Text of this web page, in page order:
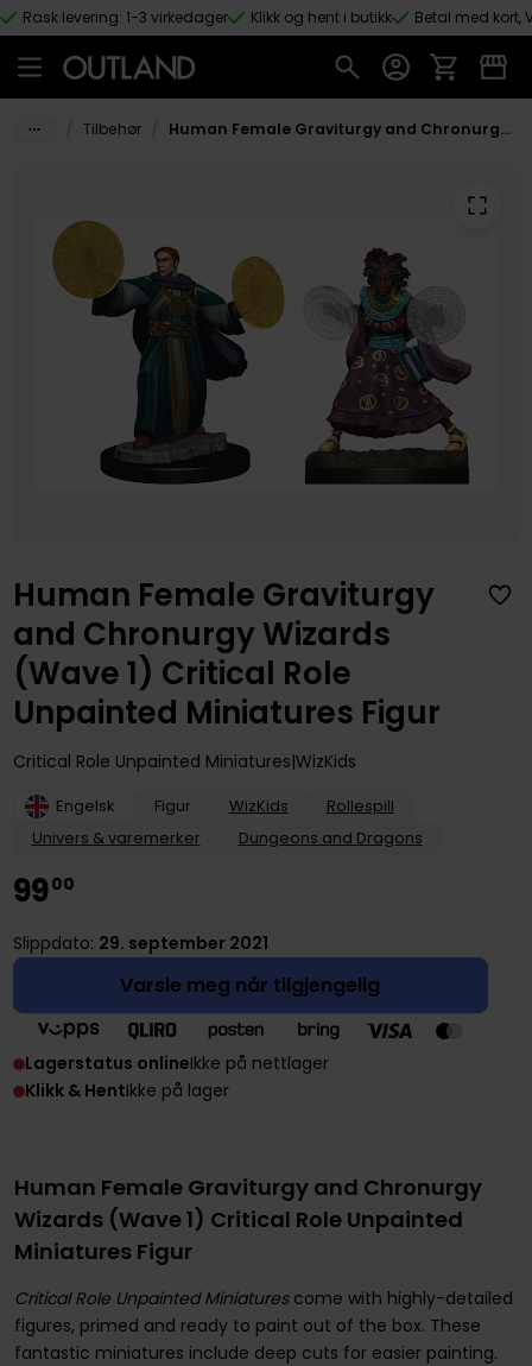
Hopp til hovedinnhold
Rask levering: 1-3 virkedager Klikk og hent i butikk Betal med kort,
Tilbehør Human Female Graviturgy and Chronurgy Wizards (Wave 1) Critical Role Unpainted Miniatures Figur
Human Female Graviturgy
and Chronurgy Wizards
(Wave 1) Critical Role
Unpainted Miniatures Figur
Critical Role Unpainted Miniatures WizKids
Engelsk Figur WizKids
Rollespill
Univers & varemerker
Dungeons and Dragons
9900
Slippdato: 29. september 2021
Varsle meg når tilgjengelig
Lagerstatus onlineIkke på nettlager
Klikk & HentIkke på lager
Human Female Graviturgy and Chronurgy
Wizards (Wave 1) Critical Role Unpainted
Miniatures Figur
Critical Role Unpainted Miniaturescome with highly-detailed
figures, primed and ready to paint out of the box. These
fantastic miniatures include deep cuts for easier painting.